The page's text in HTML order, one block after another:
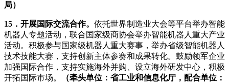
局）
15．开展国际交流合作。 依托世界制造业大会等平台举办智能
机器人专题活动，联合国家级商协会举办智能机器人重大产业
活动。积极参与国家级机器人重大赛事，举办省级智能机器人
技术技能大赛，支持创新主体参赛和成果转化。鼓励领军企业
加强国际合作，支持实施海外并购、设立海外研发中心，积极
开拓国际市场。
（牵头单位：省工业和信息化厅，配合单位：